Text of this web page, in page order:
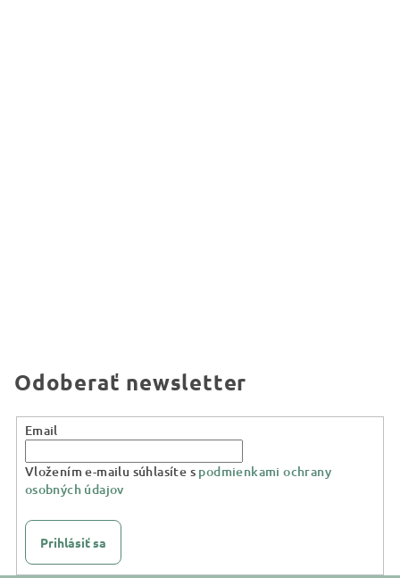
Odoberať newsletter
Email
Vložením e-mailu súhlasíte s podmienkami ochrany
osobných údajov
Prihlásiť sa